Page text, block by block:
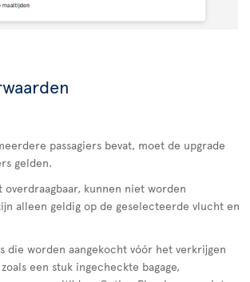
passagiers bevat, moet de upgrade
gelden.
overdraagbaar, kunnen niet worden
alleen geldig op de geselecteerde vlucht en
die worden aangekocht vóór het verkrijgen
een stuk ingecheckte bagage,